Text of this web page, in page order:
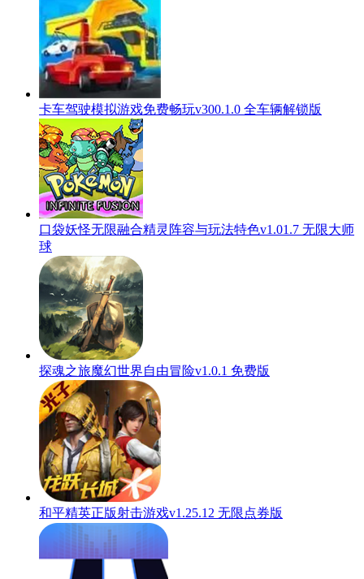
卡车驾驶模拟游戏免费畅玩v300.1.0 全车辆解锁版
口袋妖怪无限融合精灵阵容与玩法特色v1.01.7 无限大师
球
探魂之旅魔幻世界自由冒险v1.0.1 免费版
和平精英正版射击游戏v1.25.12 无限点券版